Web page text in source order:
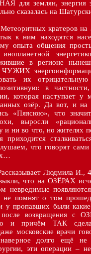
для землян, энергия
сказалась на
кратеров на
к ним находятся
опыта общения
инопланетной
в регионе
ЧУЖИХ
их
в
которая наступает
озёр. Да вот, и на
«Пяясюю», что
выросли
и ни во что, но жителях
приходится
что говорят
Людмила И., 41
что на ОЗЁРАХ
не помнят о том
у пропавших были
возвращения с
и причём ТАК
московские врачи
долго ещё не
эти операции –